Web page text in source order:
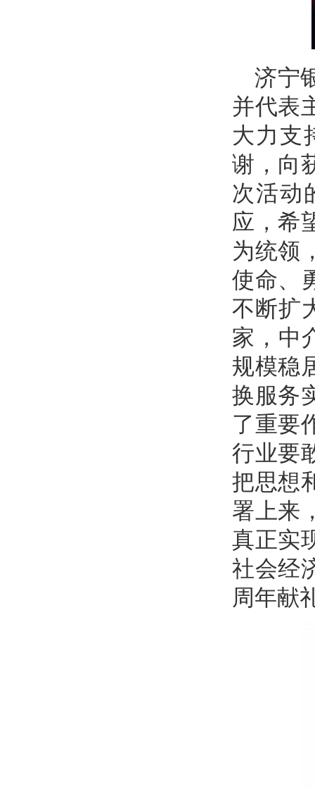
济宁
并代表
大力支
谢，向
次活动
应，希
为统领
使命、
不断扩
家，中
规模稳
换服务
了重要
行业要
把思想
署上来
真正实
社会经
周年献